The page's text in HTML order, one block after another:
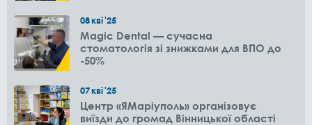
08кві'25
Magic Dental — сучасна
стоматологія зі знижками для ВПО до
-50%
07кві'25
Центр «ЯМаріуполь» організовує
виїзди до громад Вінницької області